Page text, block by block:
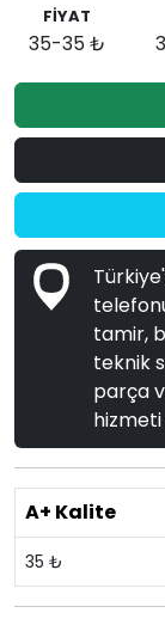
FİYAT
35-35 ₺
tamir,
teknik
parça
A+ Kalite
35 ₺